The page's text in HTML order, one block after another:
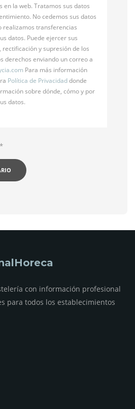
en la web. Tratamos sus datos
No cedemos sus datos
realizamos transferencias
datos. Puede ejercer sus
rectificación y supresión de los
derechos enviando un correo a
Para más información
Política de Privacidaddonde
sobre dónde, cómo y por
datos.
*
con información profesional
para todos los establecimientos